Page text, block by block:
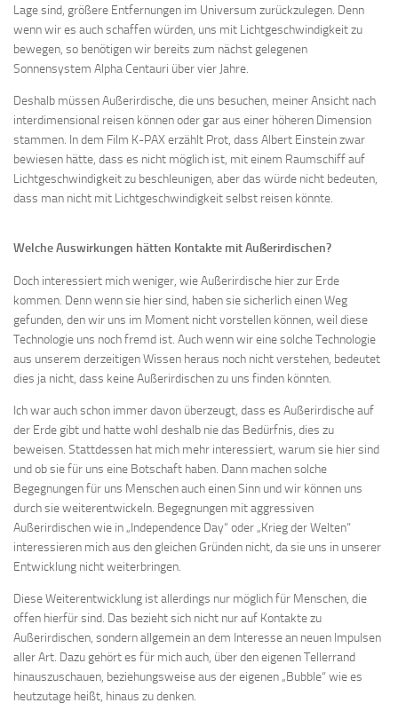
Lage sind, größere Entfernungen im Universum zurückzulegen. Denn
wenn wir es auch schaffen würden, uns mit Lichtgeschwindigkeit zu
bewegen, so benötigen wir bereits zum nächst gelegenen
Sonnensystem Alpha Centauri über vier Jahre.
Deshalb müssen Außerirdische, die uns besuchen, meiner Ansicht nach
interdimensional reisen können oder gar aus einer höheren Dimension
stammen. In dem Film K-PAX erzählt Prot, dass Albert Einstein zwar
bewiesen hätte, dass es nicht möglich ist, mit einem Raumschiff auf
Lichtgeschwindigkeit zu beschleunigen, aber das würde nicht bedeuten,
dass man nicht mit Lichtgeschwindigkeit selbst reisen könnte.
Welche Auswirkungen hätten Kontakte mit Außerirdischen?
Doch interessiert mich weniger, wie Außerirdische hier zur Erde
kommen. Denn wenn sie hier sind, haben sie sicherlich einen Weg
gefunden, den wir uns im Moment nicht vorstellen können, weil diese
Technologie uns noch fremd ist. Auch wenn wir eine solche Technologie
aus unserem derzeitigen Wissen heraus noch nicht verstehen, bedeutet
dies ja nicht, dass keine Außerirdischen zu uns finden könnten.
Ich war auch schon immer davon überzeugt, dass es Außerirdische auf
der Erde gibt und hatte wohl deshalb nie das Bedürfnis, dies zu
beweisen. Stattdessen hat mich mehr interessiert, warum sie hier sind
und ob sie für uns eine Botschaft haben. Dann machen solche
Begegnungen für uns Menschen auch einen Sinn und wir können uns
durch sie weiterentwickeln. Begegnungen mit aggressiven
Außerirdischen wie in „Independence Day“ oder „Krieg der Welten“
interessieren mich aus den gleichen Gründen nicht, da sie uns in unserer
Entwicklung nicht weiterbringen.
Diese Weiterentwicklung ist allerdings nur möglich für Menschen, die
offen hierfür sind. Das bezieht sich nicht nur auf Kontakte zu
Außerirdischen, sondern allgemein an dem Interesse an neuen Impulsen
aller Art. Dazu gehört es für mich auch, über den eigenen Tellerrand
hinauszuschauen, beziehungsweise aus der eigenen „Bubble“ wie es
heutzutage heißt, hinaus zu denken.